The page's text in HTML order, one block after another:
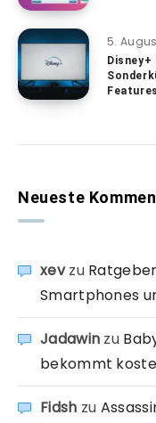
5.
Features
Neueste
xevzu
Smartphones
Jadawin zu
bekommt
Fidsh zu